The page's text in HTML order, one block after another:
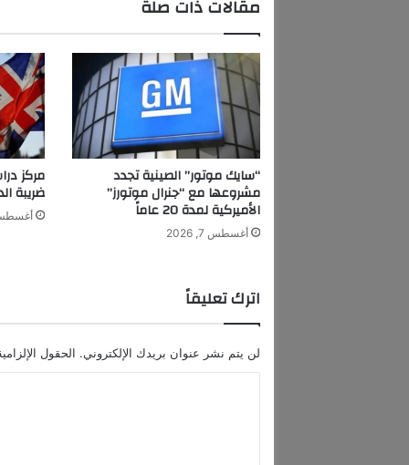
م
ج
م
و
ع
ة
ج
د
ي
د
ة
م
ع
ط
ر
مقالات ذات صلة
“سايك موتور” الصينية تجدد
مشروعها مع “جنرال موتورز”
الأميركية لمدة 20 عاماً
أغسطس 7, 2026
مركز
ضريبة
أغسطس 7,
اترك تعليقاً
لن يتم نشر عنوان بريدك الإلكتروني. الحقول